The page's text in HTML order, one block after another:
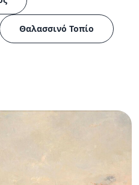
Θαλασσινό Τοπίο